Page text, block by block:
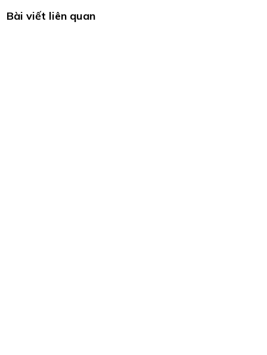
Bài viết liên quan